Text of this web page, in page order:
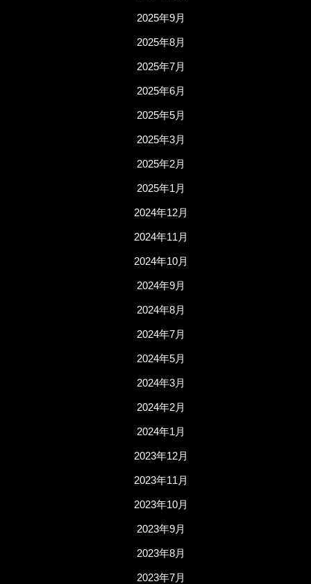
2025年9月
2025年8月
2025年7月
2025年6月
2025年5月
2025年3月
2025年2月
2025年1月
2024年12月
2024年11月
2024年10月
2024年9月
2024年8月
2024年7月
2024年5月
2024年3月
2024年2月
2024年1月
2023年12月
2023年11月
2023年10月
2023年9月
2023年8月
2023年7月